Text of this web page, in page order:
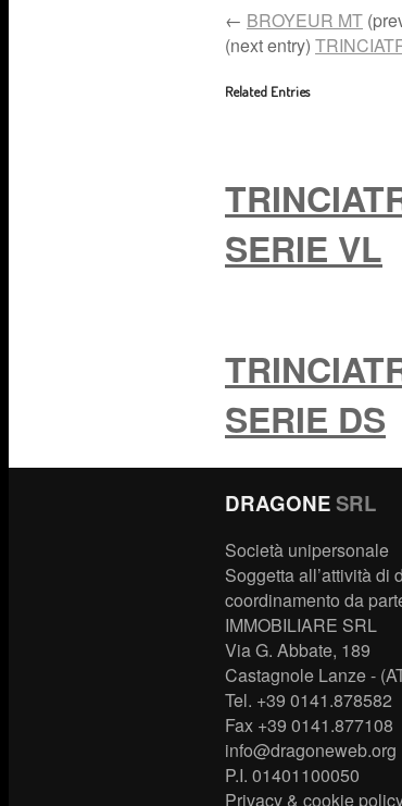
← BROYEUR MT
(next entry)
Related Entries
SERIE VL
SERIE DS
DRAGONE SRL
Società unipersonale
Soggetta all’attività di
coordinamento da
IMMOBILIARE SRL
Via G. Abbate, 189
Castagnole Lanze -
Tel. +39 0141.878582
Fax +39 0141.877108
info@dragoneweb.org
P.I. 01401100050
Privacy & cookie